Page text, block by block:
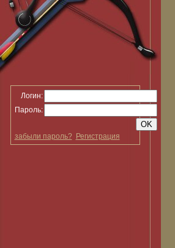
Логин:
Пароль:
забыли пароль? Регистрация